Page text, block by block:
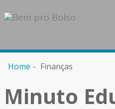
Home Finanças
Minuto